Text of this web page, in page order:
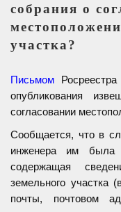
собрания о
участка?
Письмом
опубликования
согласовании
Сообщается, что в
инженера им
содержащая
земельного участка
почты, почтовом